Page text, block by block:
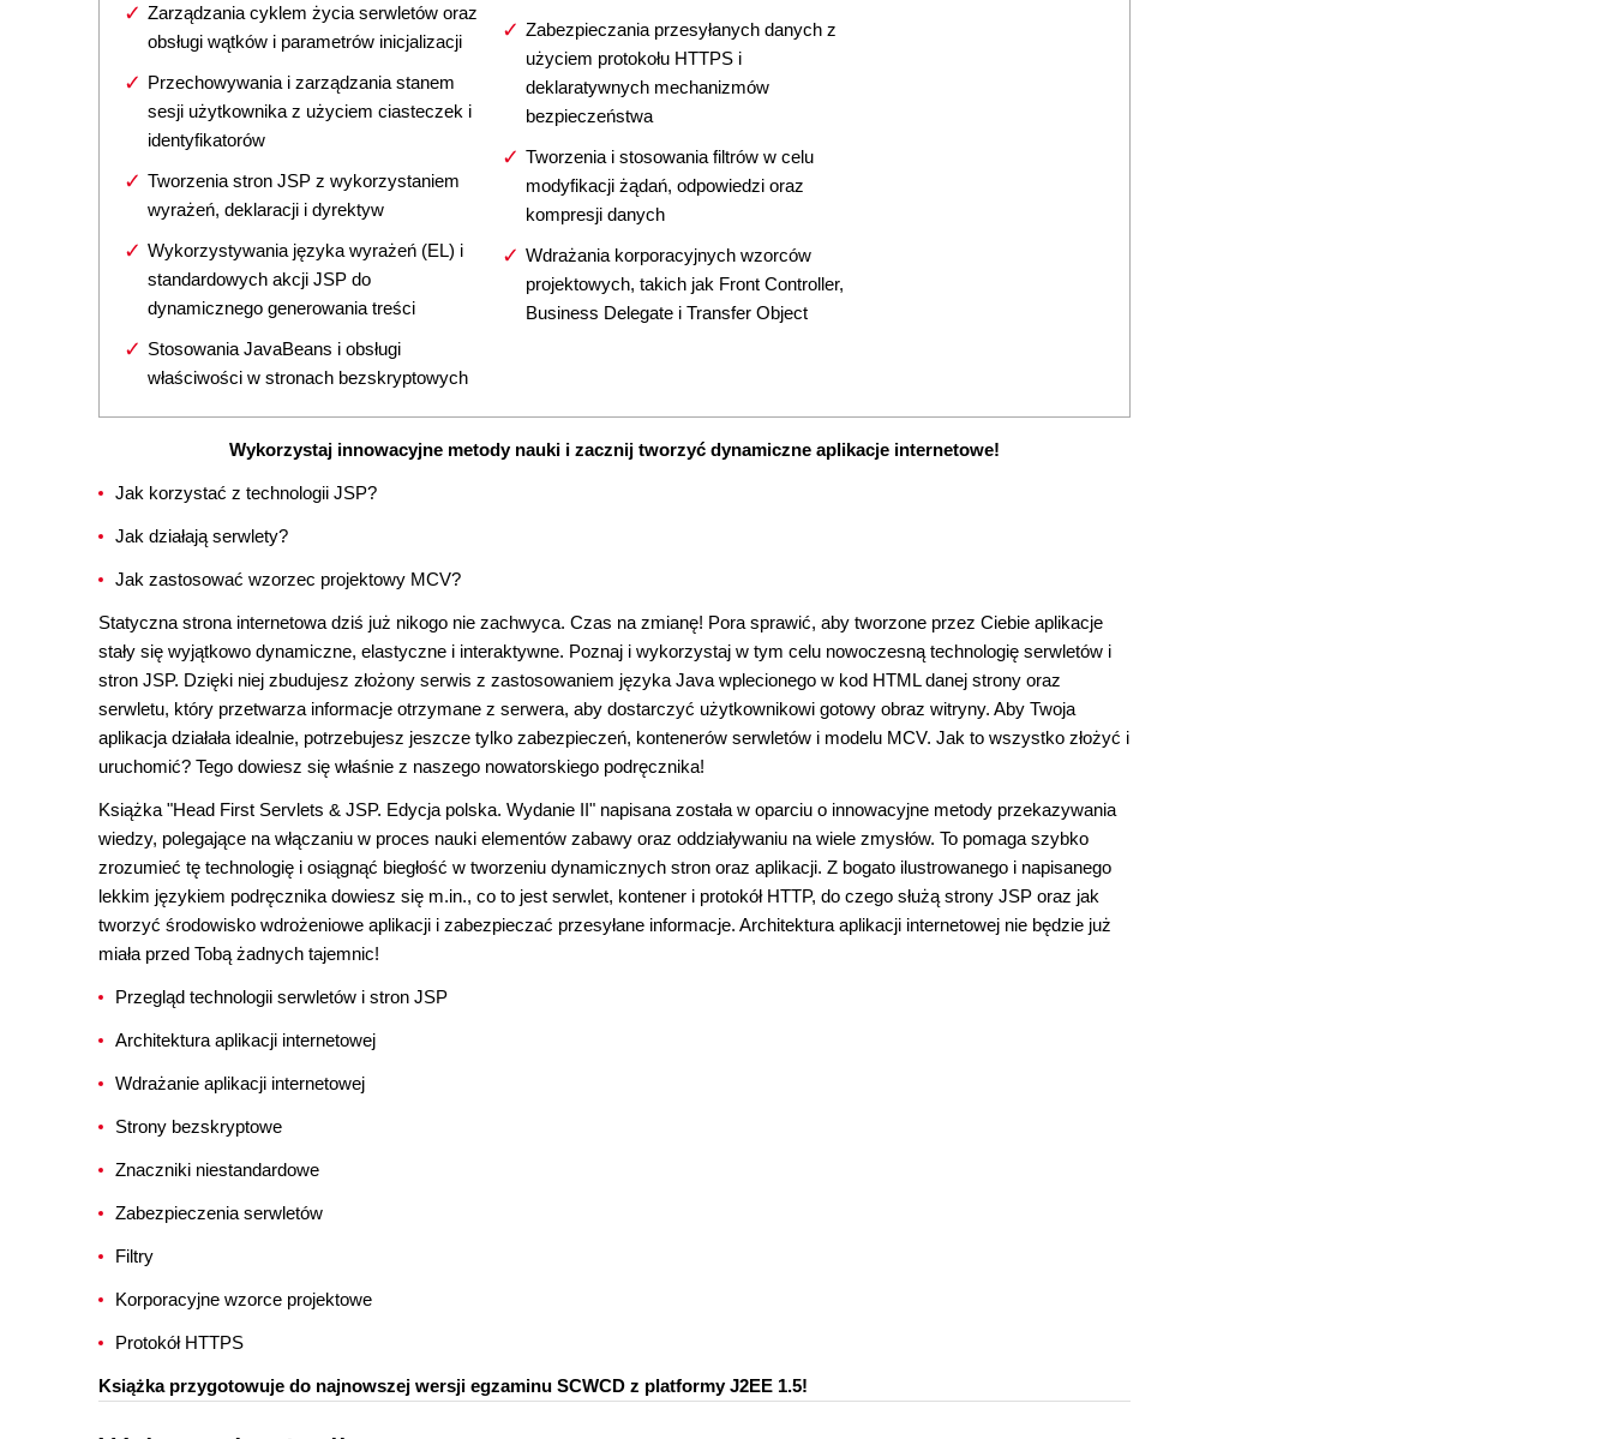
Zarządzania cyklem życia serwletów oraz
obsługi wątków i parametrów inicjalizacji
Przechowywania i zarządzania stanem
sesji użytkownika z użyciem ciasteczek i
identyfikatorów
Tworzenia stron JSP z wykorzystaniem
wyrażeń, deklaracji i dyrektyw
Wykorzystywania języka wyrażeń (EL) i
standardowych akcji JSP do
dynamicznego generowania treści
Stosowania JavaBeans i obsługi
właściwości w stronach bezskryptowych
Zabezpieczania przesyłanych danych z
użyciem protokołu HTTPS i
deklaratywnych mechanizmów
bezpieczeństwa
Tworzenia i stosowania filtrów w celu
modyfikacji żądań, odpowiedzi oraz
kompresji danych
Wdrażania korporacyjnych wzorców
projektowych, takich jak Front Controller,
Business Delegate i Transfer Object
Wykorzystaj innowacyjne metody nauki i zacznij tworzyć dynamiczne aplikacje internetowe!
Jak korzystać z technologii JSP?
Jak działają serwlety?
Jak zastosować wzorzec projektowy MCV?
Statyczna strona internetowa dziś już nikogo nie zachwyca. Czas na zmianę! Pora sprawić, aby tworzone przez Ciebie aplikacje
stały się wyjątkowo dynamiczne, elastyczne i interaktywne. Poznaj i wykorzystaj w tym celu nowoczesną technologię serwletów i
stron JSP. Dzięki niej zbudujesz złożony serwis z zastosowaniem języka Java wplecionego w kod HTML danej strony oraz
serwletu, który przetwarza informacje otrzymane z serwera, aby dostarczyć użytkownikowi gotowy obraz witryny. Aby Twoja
aplikacja działała idealnie, potrzebujesz jeszcze tylko zabezpieczeń, kontenerów serwletów i modelu MCV. Jak to wszystko złożyć i
uruchomić? Tego dowiesz się właśnie z naszego nowatorskiego podręcznika!
Książka "Head First Servlets & JSP. Edycja polska. Wydanie II" napisana została w oparciu o innowacyjne metody przekazywania
wiedzy, polegające na włączaniu w proces nauki elementów zabawy oraz oddziaływaniu na wiele zmysłów. To pomaga szybko
zrozumieć tę technologię i osiągnąć biegłość w tworzeniu dynamicznych stron oraz aplikacji. Z bogato ilustrowanego i napisanego
lekkim językiem podręcznika dowiesz się m.in., co to jest serwlet, kontener i protokół HTTP, do czego służą strony JSP oraz jak
tworzyć środowisko wdrożeniowe aplikacji i zabezpieczać przesyłane informacje. Architektura aplikacji internetowej nie będzie już
miała przed Tobą żadnych tajemnic!
Przegląd technologii serwletów i stron JSP
Architektura aplikacji internetowej
Wdrażanie aplikacji internetowej
Strony bezskryptowe
Znaczniki niestandardowe
Zabezpieczenia serwletów
Filtry
Korporacyjne wzorce projektowe
Protokół HTTPS
Książka przygotowuje do najnowszej wersji egzaminu SCWCD z platformy J2EE 1.5!